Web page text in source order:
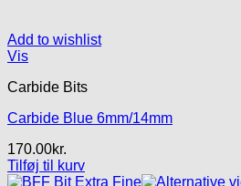
Add to wishlist
Vis
Carbide Bits
Carbide Blue 6mm/14mm
170.00kr.
Tilføj til kurv